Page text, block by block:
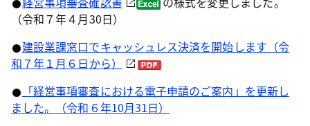
（令和７年４月30日）
建設業課窓口でキャッシュレス決済を開始します（令
和７年１月６日から）
「経営事項審査における電子申請のご案内」を更新し
ました。（令和６年10月31日）